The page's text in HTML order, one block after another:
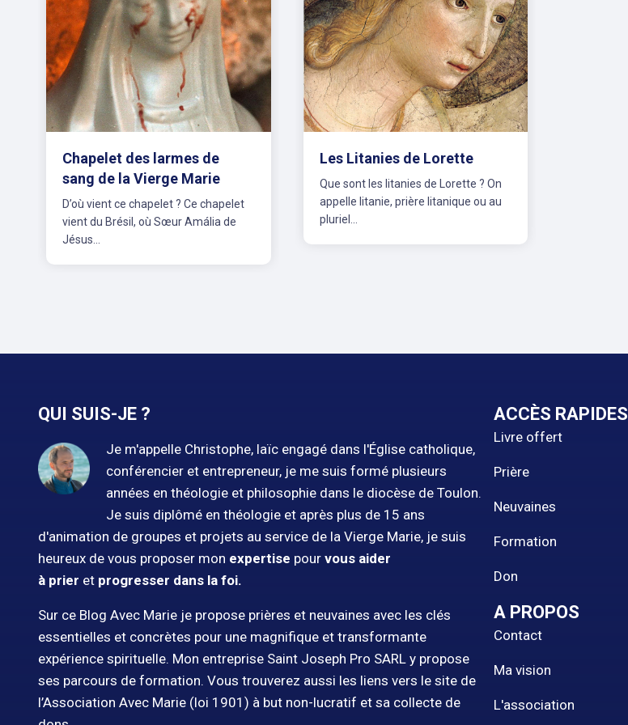
Chapelet des larmes de
sang de la Vierge Marie
D’où vient ce chapelet ? Ce chapelet
vient du Brésil, où Sœur Amália de
Jésus...
Les Litanies de Lorette
Que sont les litanies de Lorette ? On
appelle litanie, prière litanique ou au
pluriel...
QUI SUIS-JE ?
Je m'appelle Christophe, laïc engagé dans l'Église catholique,
conférencier et entrepreneur, je me suis formé plusieurs
années en théologie et philosophie dans le diocèse de Toulon.
Je suis diplômé en théologie et après plus de 15 ans
d'animation de groupes et projets au service de la Vierge Marie, je suis
heureux de vous proposer mon expertise pour vous aider
à prier et progresser dans la foi.
Sur ce Blog Avec Marie je propose prières et neuvaines avec les clés
essentielles et concrètes pour une magnifique et transformante
expérience spirituelle. Mon entreprise Saint Joseph Pro SARL y propose
ses parcours de formation. Vous trouverez aussi les liens vers le site de
l’Association Avec Marie (loi 1901) à but non-lucratif et sa collecte de
ACCÈS RAPIDES
Livre offert
Prière
Neuvaines
Formation
Don
A PROPOS
Contact
Ma vision
L'association